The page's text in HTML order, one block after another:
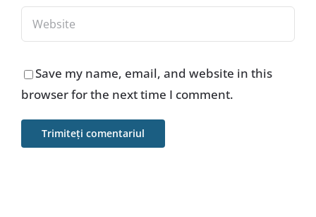
Save my name, email, and website in this
browser for the next time I comment.